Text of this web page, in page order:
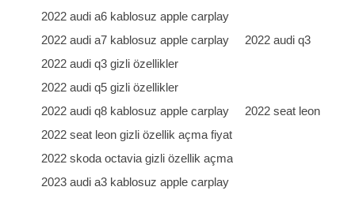
2022 audi a6 kablosuz apple carplay
2022 audi a7 kablosuz apple carplay
2022 audi q3
2022 audi q3 gizli özellikler
2022 audi q5 gizli özellikler
2022 audi q8 kablosuz apple carplay
2022 seat leon
2022 seat leon gizli özellik açma fiyat
2022 skoda octavia gizli özellik açma
2023 audi a3 kablosuz apple carplay